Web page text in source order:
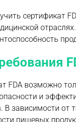
сертификат
FDA возможно
и
В зависимости
пищевых